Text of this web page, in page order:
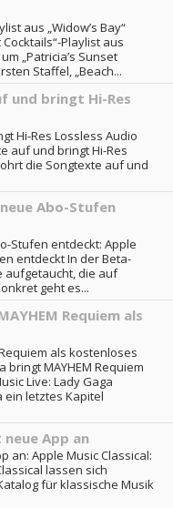
aus „Widow’s Bay“
Playlist aus
„Patricia’s Sunset
Staffel, „Beach...
und bringt Hi-Res
Hi-Res Lossless Audio
auf und bringt Hi-Res
die Songtexte auf und
Abo-Stufen
Stufen entdeckt: Apple
entdeckt In der Beta-
aufgetaucht, die auf
geht es...
Requiem als
als kostenloses
bringt MAYHEM Requiem
Live: Lady Gaga
ein letztes Kapitel
App an
an: Apple Music Classical:
lassen sich
für klassische Musik